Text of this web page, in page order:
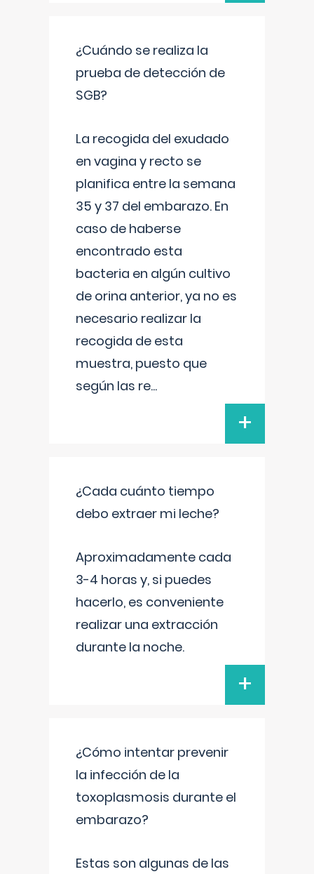
¿Cuándo se realiza la
prueba de detección de
SGB?
La recogida del exudado
en vagina y recto se
planifica entre la semana
35 y 37 del embarazo. En
caso de haberse
encontrado esta
bacteria en algún cultivo
de orina anterior, ya no es
necesario realizar la
recogida de esta
muestra, puesto que
según las re...
+
¿Cada cuánto tiempo
debo extraer mi leche?
Aproximadamente cada
3-4 horas y, si puedes
hacerlo, es conveniente
realizar una extracción
durante la noche.
+
¿Cómo intentar prevenir
la infección de la
toxoplasmosis durante el
embarazo?
Estas son algunas de las